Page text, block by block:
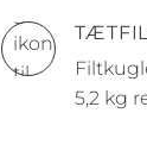
5,2 kg